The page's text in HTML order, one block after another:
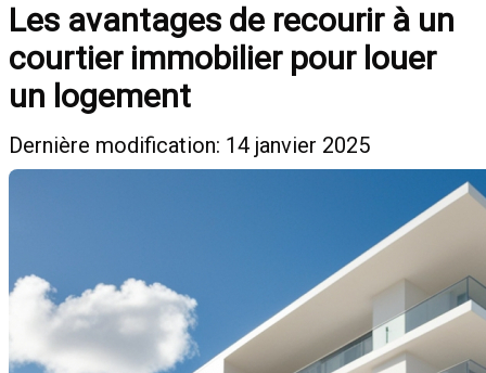
Les avantages de recourir à un
courtier immobilier pour louer
un logement
Dernière modification: 14 janvier 2025